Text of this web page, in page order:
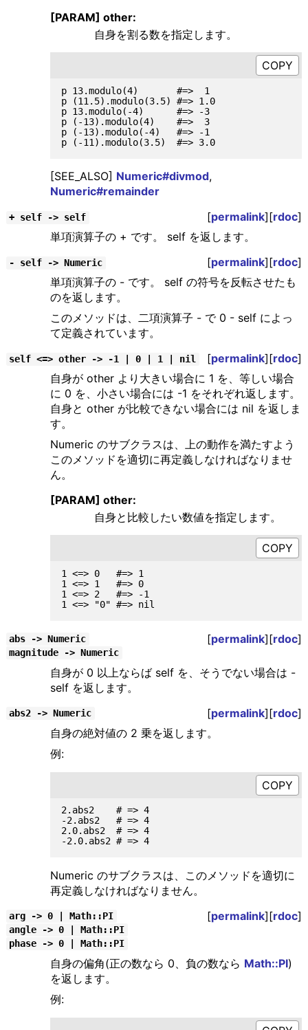
[PARAM] other:
自身を割る数を指定します。
p 13.modulo(4)       #=>  1
p (11.5).modulo(3.5) #=> 1.0
p 13.modulo(-4)      #=> -3
p (-13).modulo(4)    #=>  3
p (-13).modulo(-4)   #=> -1
p (-11).modulo(3.5)  #=> 3.0
[SEE_ALSO] Numeric#divmod,
Numeric#remainder
+ self -> self [permalink][rdoc]
単項演算子の + です。 self を返します。
- self -> Numeric [permalink][rdoc]
単項演算子の - です。 self の符号を反転させたも
のを返します。
このメソッドは、二項演算子 - で 0 - self によっ
て定義されています。
self <=> other -> -1 | 0 | 1 | nil [permalink][rdoc]
自身が other より大きい場合に 1 を、等しい場合
に 0 を、小さい場合には -1 をそれぞれ返します。
自身と other が比較できない場合には nil を返しま
す。
Numeric のサブクラスは、上の動作を満たすよう
このメソッドを適切に再定義しなければなりませ
ん。
[PARAM] other:
自身と比較したい数値を指定します。
1 <=> 0   #=> 1
1 <=> 1   #=> 0
1 <=> 2   #=> -1
abs -> Numeric [permalink][rdoc]
magnitude -> Numeric
自身が 0 以上ならば self を、そうでない場合は -
self を返します。
abs2 -> Numeric [permalink][rdoc]
自身の絶対値の 2 乗を返します。
例:
2.abs2    # => 4
-2.abs2   # => 4
2.0.abs2  # => 4
-2.0.abs2 # => 4
Numeric のサブクラスは、このメソッドを適切に
再定義しなければなりません。
arg -> 0 | Math::PI [permalink][rdoc]
angle -> 0 | Math::PI
phase -> 0 | Math::PI
自身の偏角(正の数なら 0、負の数なら Math::PI)
を返します。
例: